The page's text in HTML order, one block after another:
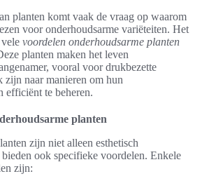
planten komt vaak de vraag op waarom
voor onderhoudsarme variëteiten. Het
voordelen onderhoudsarme planten
planten maken het leven
vooral voor drukbezette
zijn naar manieren om hun
efficiënt te beheren.
planten
zijn niet alleen esthetisch
ook specifieke voordelen. Enkele
zijn: